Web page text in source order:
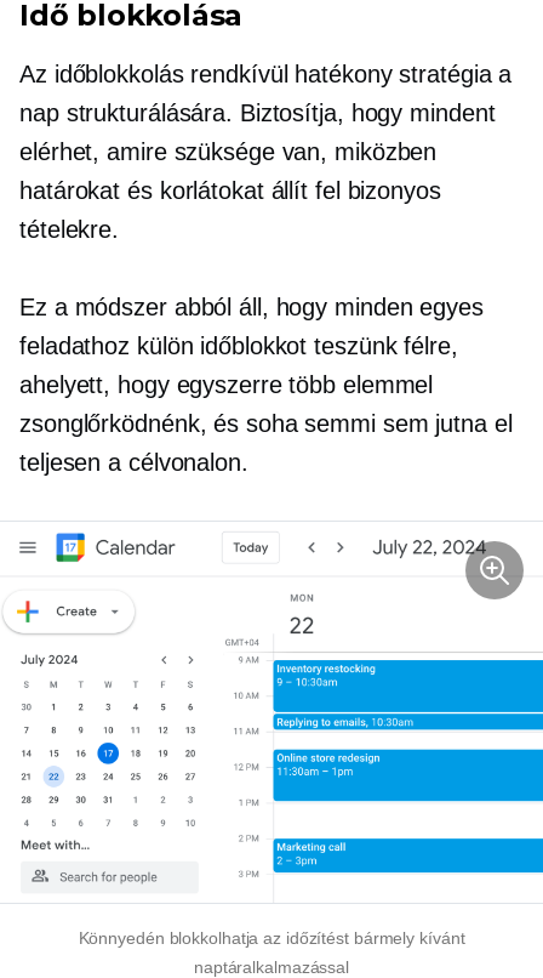
Idő blokkolása
Az időblokkolás rendkívül hatékony stratégia a
nap strukturálására. Biztosítja, hogy mindent
elérhet, amire szüksége van, miközben
határokat és korlátokat állít fel bizonyos
tételekre.
Ez a módszer abból áll, hogy minden egyes
feladathoz külön időblokkot teszünk félre,
ahelyett, hogy egyszerre több elemmel
zsonglőrködnénk, és soha semmi sem jutna el
teljesen a célvonalon.
Könnyedén blokkolhatja az időzítést bármely kívánt
naptáralkalmazással